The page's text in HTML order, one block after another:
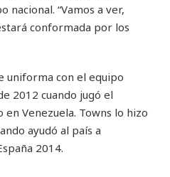
“Vamos a ver,
conformada por los
uniforma con el equipo
2012 cuando jugó el
Venezuela. Towns lo hizo
ayudó al país a
2014.